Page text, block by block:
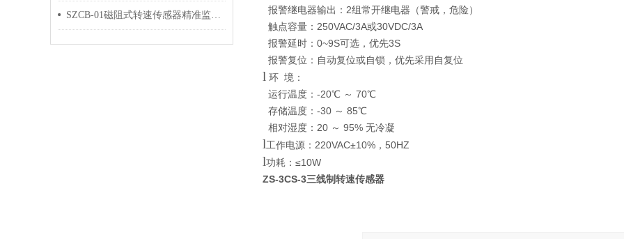
SZCB-01磁阻式转速传感器精准监测，确保设备运行稳定
报警继电器输出：2组常开继电器（警戒，危险）
触点容量：250VAC/3A或30VDC/3A
报警延时：0~9S可选，优先3S
报警复位：自动复位或自锁，优先采用自复位
l 环 境：
运行温度：-20℃ ～ 70℃
存储温度：-30 ～ 85℃
相对湿度：20 ～ 95% 无冷凝
l工作电源：220VAC±10%，50HZ
l功耗：≤10W
ZS-3CS-3三线制转速传感器